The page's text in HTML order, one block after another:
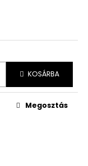
KOSÁRBA
Megosztás